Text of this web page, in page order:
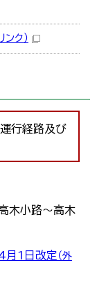
ンク）
行経路及び
木小路～高木
月1日改定 （外